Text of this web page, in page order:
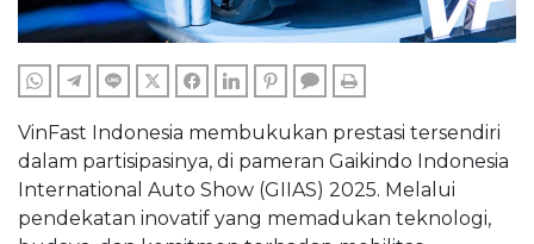
WHATSAPPTELEGRAM
LINE TWITTERFACEBOOKLINKEDINPINTERESTCOMMENTS
VinFast Indonesia membukukan prestasi tersendiri
dalam partisipasinya, di pameran Gaikindo Indonesia
International Auto Show (GIIAS) 2025. Melalui
pendekatan inovatif yang memadukan teknologi,